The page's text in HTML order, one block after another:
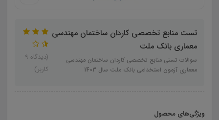
تست منابع تخصصی کاردان ساختمان مهندسی
معماری بانک ملت
سوالات تستی منابع تخصصی کاردان ساختمان مهندسی
معماری آزمون استخدامی بانک ملت سال 1403
(دیدگاه 9
کاربر)
ویژگی‌های محصول